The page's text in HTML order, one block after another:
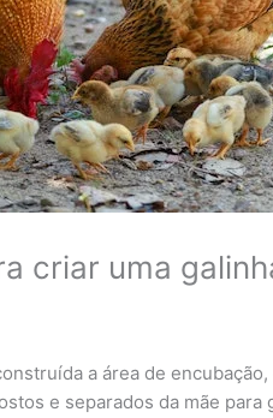
criar uma
a área de
e separados da mãe